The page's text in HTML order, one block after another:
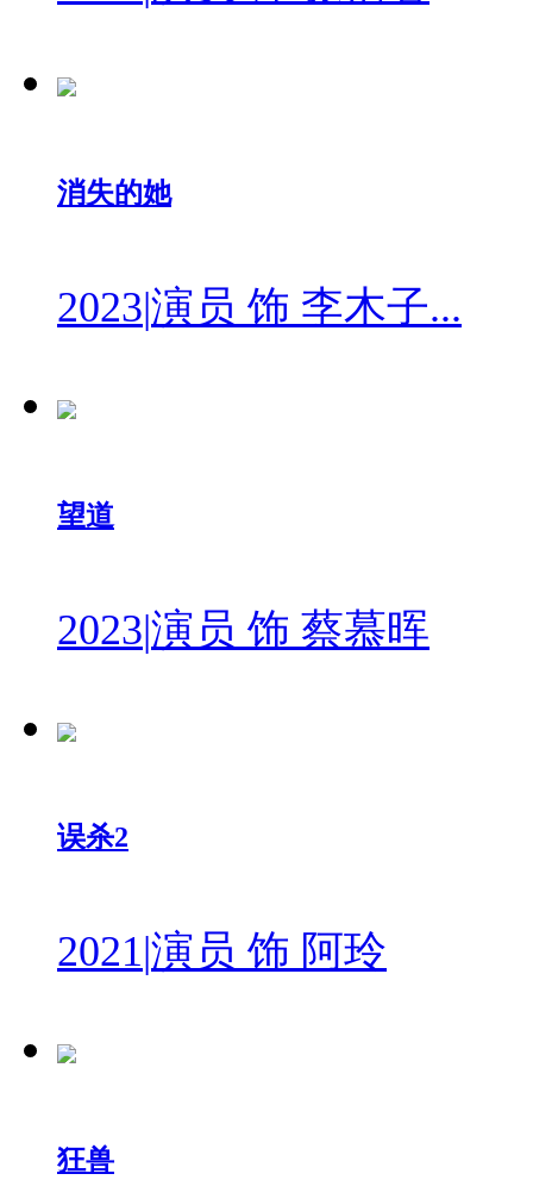
消失的她
2023|演员 饰 李木子...
望道
2023|演员 饰 蔡慕晖
误杀2
2021|演员 饰 阿玲
狂兽